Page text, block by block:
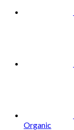
Organic